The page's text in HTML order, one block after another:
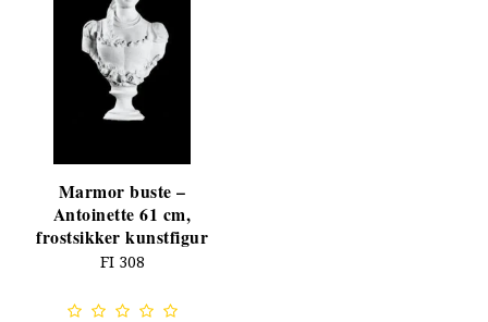
Marmor buste –
Antoinette 61 cm,
frostsikker kunstfigur
FI 308